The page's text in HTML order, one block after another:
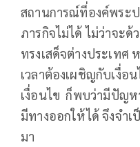
สถานการณ์ที่องค์พระ
ภารกิจไม่ได้ ไม่ว่าจะ
ทรงเสด็จต่างประเทศ
เวลาต้องเผชิญกับเงื่อ
เงื่อนไข ก็พบว่ามีปัญห
มีทางออกให้ได้ จึงจำ
มา